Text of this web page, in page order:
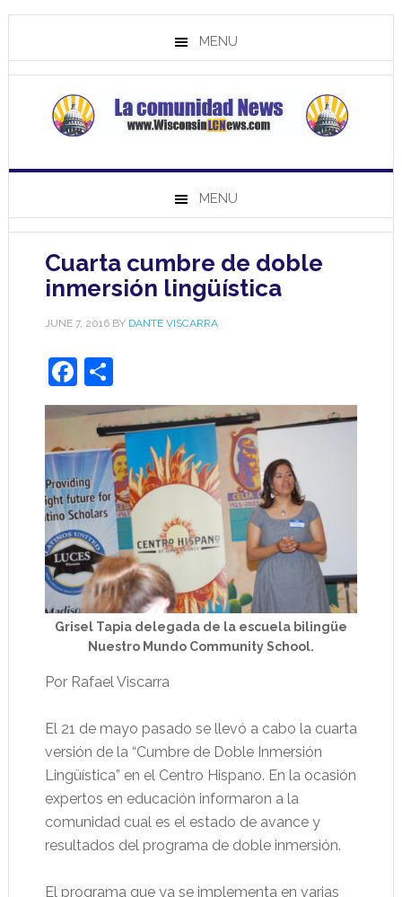
MENU
MENU
Cuarta cumbre de doble
inmersión lingüística
JUNE 7, 2016BY DANTE VISCARRA
Facebook
Share
Grisel Tapia delegada de la escuela bilingüe
Nuestro Mundo Community School.
Por Rafael Viscarra
El 21 de mayo pasado se llevó a cabo la cuarta
versión de la “Cumbre de Doble Inmersión
Lingüística” en el Centro Hispano. En la ocasión
expertos en educación informaron a la
comunidad cual es el estado de avance y
resultados del programa de doble inmersión.
El programa que ya se implementa en varias